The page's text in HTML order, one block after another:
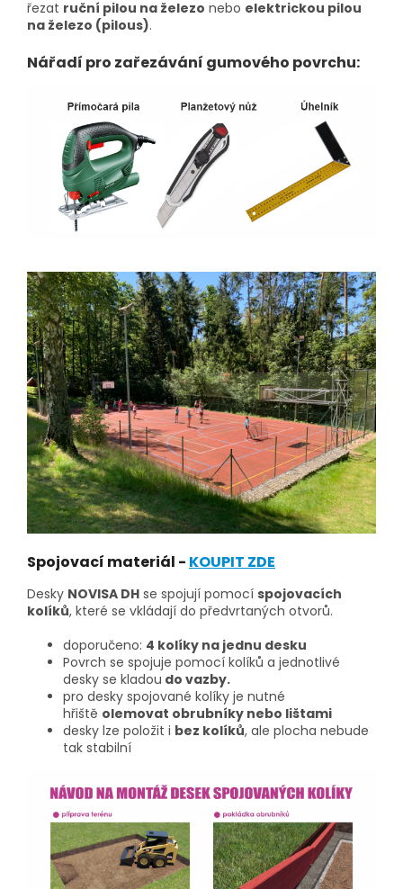
řezat ruční pilou na železo nebo elektrickou pilou
na železo (pilous).
Nářadí pro zařezávání gumového povrchu:
Spojovací materiál - KOUPIT ZDE
Desky NOVISA DH se spojují pomocí spojovacích
kolíků, které se vkládají do předvrtaných otvorů.
doporučeno: 4 kolíky na jednu desku
Povrch se spojuje pomocí kolíků a jednotlivé
desky se kladou do vazby.
pro desky spojované kolíky je nutné
hřiště olemovat obrubníky nebo lištami
desky lze položit i bez kolíků, ale plocha nebude
tak stabilní